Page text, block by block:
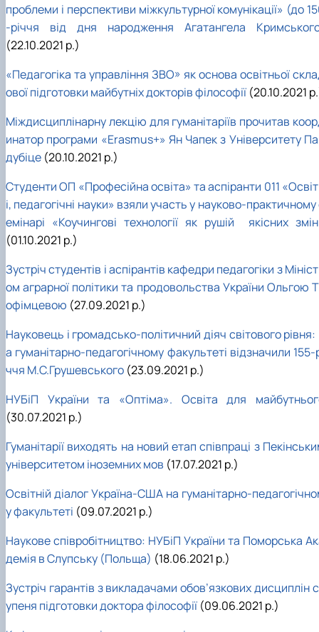
проблеми і перспективи міжкультурної комунікації» (до
-річчя від дня народження Агатангела
(22.10.2021 р.)
«Педагогіка та управління ЗВО» як основа освітньої
ової підготовки майбутніх докторів філософії (20.10.2021
Міждисциплінарну лекцію для гуманітаріїв прочитав
инатор програми «Erasmus+» Ян Чапек з Університету
дубіце (20.10.2021 р.)
Студенти ОП «Професійна освіта» та аспіранти 011
і, педагогічні науки» взяли участь у науково-практичному
емінарі «Коучингові технології як рушій якісних
(01.10.2021 р.)
Зустріч студентів і аспірантів кафедри педагогіки з
ом аграрної політики та продовольства України Ольгою
офімцевою (27.09.2021 р.)
Науковець і громадсько-політичний діяч світового рівня:
а гуманітарно-педагогічному факультеті відзначили 155-
ччя М.С.Грушевського (23.09.2021 р.)
НУБіП України та «Оптіма». Освіта для
(30.07.2021 р.)
Гуманітарії виходять на новий етап співпраці з
університетом іноземних мов (17.07.2021 р.)
Освітній діалог Україна-США на гуманітарно-
у факультеті (09.07.2021 р.)
Наукове співробітництво: НУБіП України та Поморська
демія в Слупську (Польща) (18.06.2021 р.)
Зустріч гарантів з викладачами обов’язкових дисциплін
упеня підготовки доктора філософії (09.06.2021 р.)